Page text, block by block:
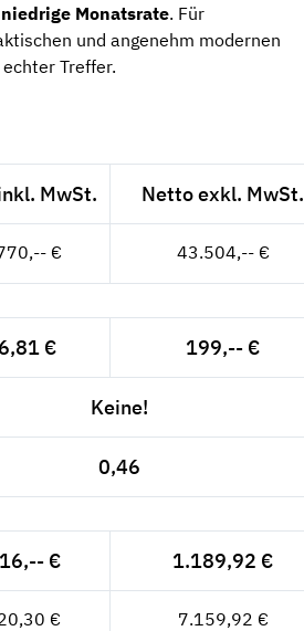
Monatsrate. Für
und angenehm modernen
Treffer.
MwSt. Netto exkl. MwSt.
€ 43.504,-- €
€ 199,-- €
Keine!
0,46
€ 1.189,92 €
€ 7.159,92 €